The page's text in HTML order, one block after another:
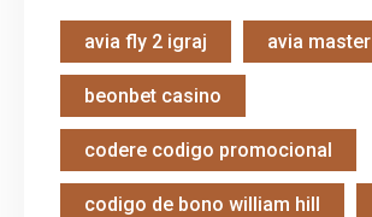
avia fly 2 igraj avia master
beonbet casino
codere codigo promocional
codigo de bono william hill